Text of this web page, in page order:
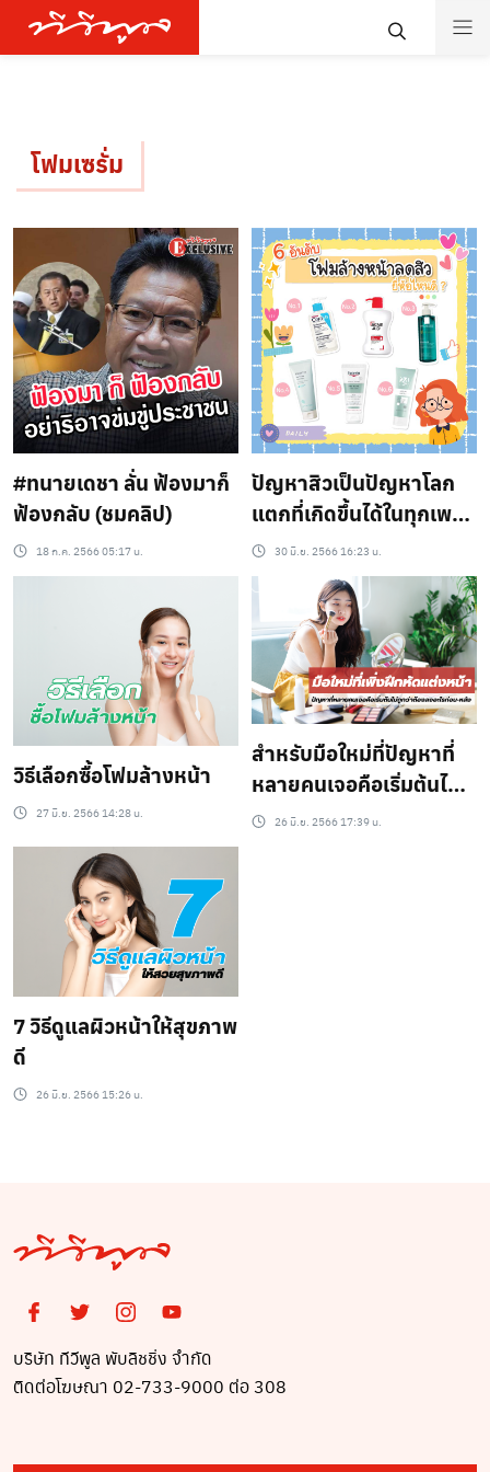
โฟมเซรั่ม
#ทนายเดชา ลั่น ฟ้องมาก็
ฟ้องกลับ (ชมคลิป)
18 ก.ค. 2566 05:17 น.
ปัญหาสิวเป็นปัญหาโลก
แตกที่เกิดขึ้นได้ในทุกเพศ
ทุกวัย30 มิ.ย. 2566 16:23 น.
วิธีเลือกซื้อโฟมล้างหน้า
27 มิ.ย. 2566 14:28 น.
สำหรับมือใหม่ที่ปัญหาที่
หลายคนเจอคือเริ่มต้นไม่
ถูกว่าต้องลงอะไรก่อน-
26 มิ.ย. 2566 17:39 น.
7 วิธีดูแลผิวหน้าให้สุขภาพ
ดี
26 มิ.ย. 2566 15:26 น.
บริษัท ทีวีพูล พับลิชชิ่ง จำกัด
ติดต่อโฆษณา 02-733-9000 ต่อ 308